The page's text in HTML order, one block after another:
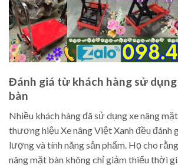
Đánh giá từ khách hàng sử
bàn
Nhiều khách hàng đã sử dụng xe nâng
thương hiệu Xe nâng Việt Xanh đều đánh
lượng và tính năng sản phẩm. Họ cho
nâng mặt bàn không chỉ giảm thiểu thời